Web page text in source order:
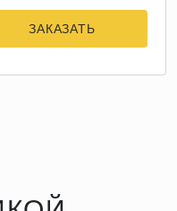
ЗАКАЗАТЬ